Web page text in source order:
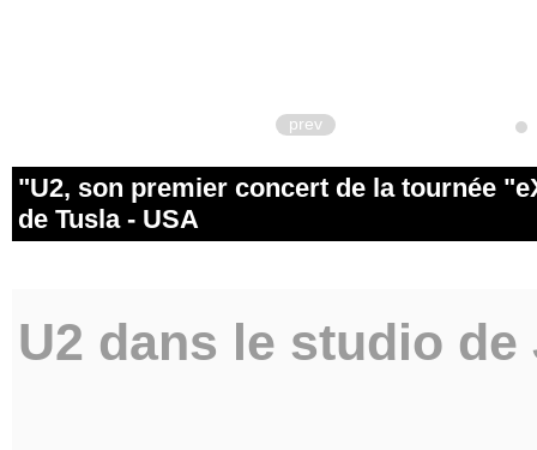
prev
"U2, son premier concert de la tournée
de Tusla - USA
U2 dans le studio